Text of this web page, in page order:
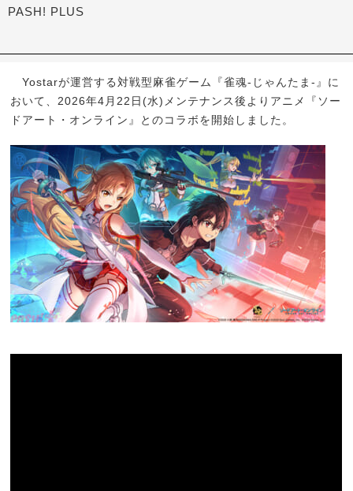
PASH! PLUS
Yostarが運営する対戦型麻雀ゲーム『雀魂-じゃんたま-』に
おいて、2026年4月22日(水)メンテナンス後よりアニメ『ソー
ドアート・オンライン』とのコラボを開始しました。